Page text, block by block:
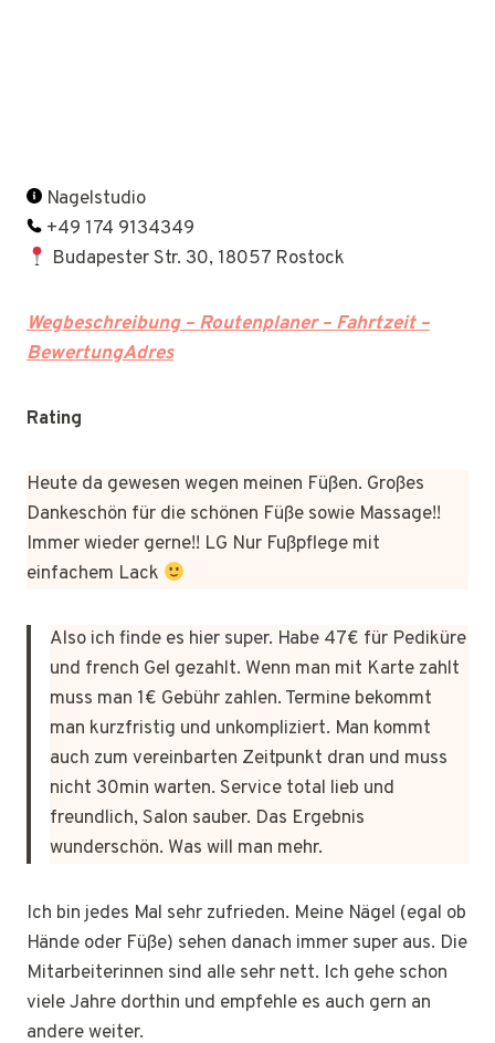
Nagelstudio
+49 174 9134349
Budapester Str. 30, 18057 Rostock
Wegbeschreibung – Routenplaner – Fahrtzeit –
BewertungAdres
Rating
Heute da gewesen wegen meinen Füßen. Großes
Dankeschön für die schönen Füße sowie Massage!!
Immer wieder gerne!! LG Nur Fußpflege mit
einfachem Lack
Also ich finde es hier super. Habe 47€ für Pediküre
und french Gel gezahlt. Wenn man mit Karte zahlt
muss man 1€ Gebühr zahlen. Termine bekommt
man kurzfristig und unkompliziert. Man kommt
auch zum vereinbarten Zeitpunkt dran und muss
nicht 30min warten. Service total lieb und
freundlich, Salon sauber. Das Ergebnis
wunderschön. Was will man mehr.
Ich bin jedes Mal sehr zufrieden. Meine Nägel (egal ob
Hände oder Füße) sehen danach immer super aus. Die
Mitarbeiterinnen sind alle sehr nett. Ich gehe schon
viele Jahre dorthin und empfehle es auch gern an
andere weiter.